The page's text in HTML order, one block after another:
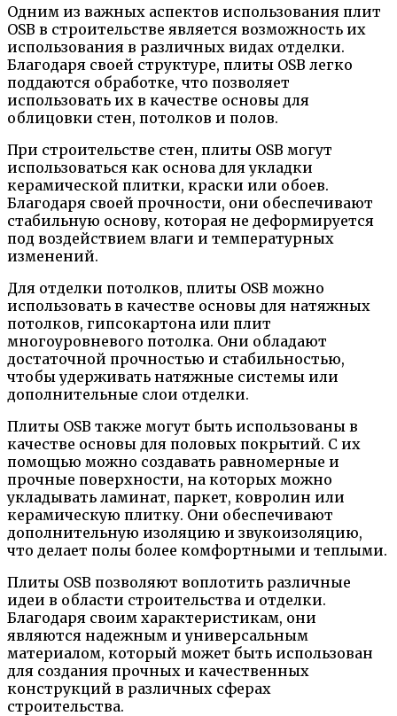
Одним из важных аспектов использования плит
OSB в строительстве является возможность их
использования в различных видах отделки.
Благодаря своей структуре, плиты OSB легко
поддаются обработке, что позволяет
использовать их в качестве основы для
облицовки стен, потолков и полов.
При строительстве стен, плиты OSB могут
использоваться как основа для укладки
керамической плитки, краски или обоев.
Благодаря своей прочности, они обеспечивают
стабильную основу, которая не деформируется
под воздействием влаги и температурных
изменений.
Для отделки потолков, плиты OSB можно
использовать в качестве основы для натяжных
потолков, гипсокартона или плит
многоуровневого потолка. Они обладают
достаточной прочностью и стабильностью,
чтобы удерживать натяжные системы или
дополнительные слои отделки.
Плиты OSB также могут быть использованы в
качестве основы для половых покрытий. С их
помощью можно создавать равномерные и
прочные поверхности, на которых можно
укладывать ламинат, паркет, ковролин или
керамическую плитку. Они обеспечивают
дополнительную изоляцию и звукоизоляцию,
что делает полы более комфортными и теплыми.
Плиты OSB позволяют воплотить различные
идеи в области строительства и отделки.
Благодаря своим характеристикам, они
являются надежным и универсальным
материалом, который может быть использован
для создания прочных и качественных
конструкций в различных сферах
строительства.